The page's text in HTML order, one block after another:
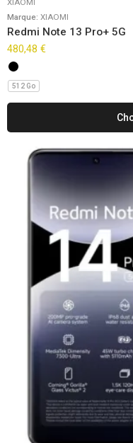
XIAOMI
Marque: XIAOMI
Redmi Note 13 Pro+ 5G
480,48 €
512 Go